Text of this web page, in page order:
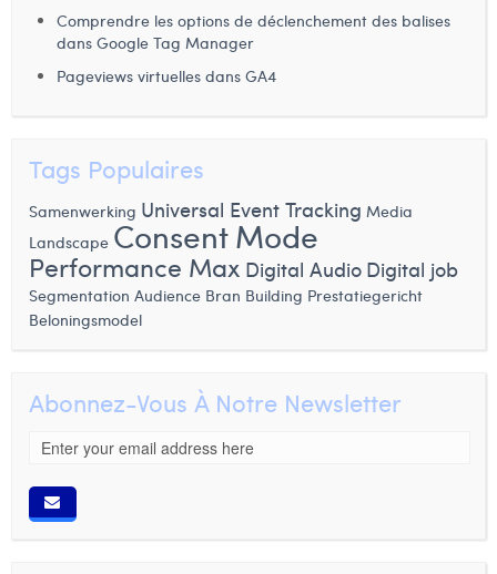
Comprendre les options de déclenchement des balises
dans Google Tag Manager
Pageviews virtuelles dans GA4
Tags Populaires
Samenwerking Universal Event Tracking Media
Landscape Consent Mode
Performance Max Digital Audio Digital job
Segmentation Audience Bran Building Prestatiegericht
Beloningsmodel
Abonnez-Vous À Notre Newsletter